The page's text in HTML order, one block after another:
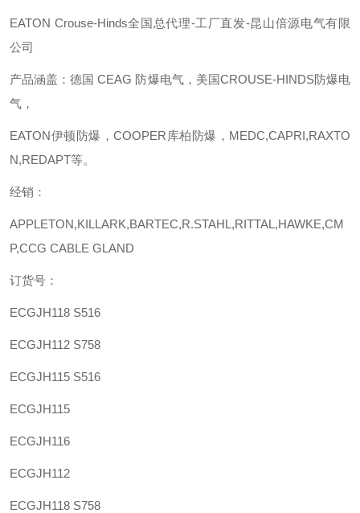
EATON Crouse-Hinds全国总代理-工厂直发-昆山倍源电气有限
公司
产品涵盖：德国 CEAG 防爆电气，美国CROUSE-HINDS防爆电
气，
EATON伊顿防爆，COOPER库柏防爆，MEDC,CAPRI,RAXTO
N,REDAPT等。
经销：
APPLETON,KILLARK,BARTEC,R.STAHL,RITTAL,HAWKE,CM
P,CCG CABLE GLAND
订货号：
ECGJH118 S516
ECGJH112 S758
ECGJH115 S516
ECGJH115
ECGJH116
ECGJH112
ECGJH118 S758